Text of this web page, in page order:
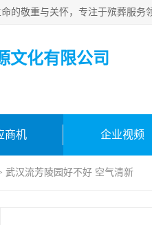
文化有限公司
商机 企业视频
武汉流芳陵园好不好 空气清新